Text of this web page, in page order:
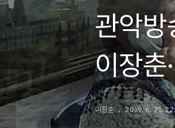
관악방
이장춘
이장춘 2019. 6. 21.